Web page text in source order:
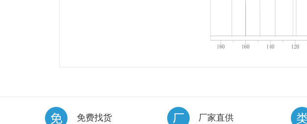
免费找货 厂家直供